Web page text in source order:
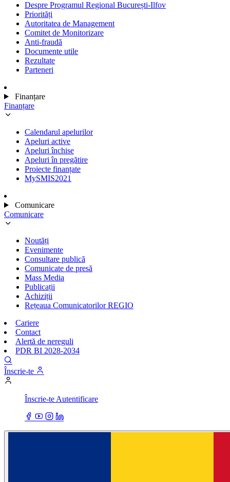
Despre Programul Regional București-Ilfov
Priorități
Autoritatea de Management
Comitet de Monitorizare
Anti-fraudă
Documente utile
Rezultate
Parteneri
Finanțare
Finanțare
Calendarul apelurilor
Apeluri active
Apeluri închise
Apeluri în pregătire
Proiecte finanțate
MySMIS2021
Comunicare
Comunicare
Noutăți
Evenimente
Consultare publică
Comunicate de presă
Mass Media
Publicații
Achiziții
Rețeaua Comunicatorilor REGIO
Cariere
Contact
Alertă de nereguli
PDR BI 2028-2034
Înscrie-te
Înscrie-te Autentificare